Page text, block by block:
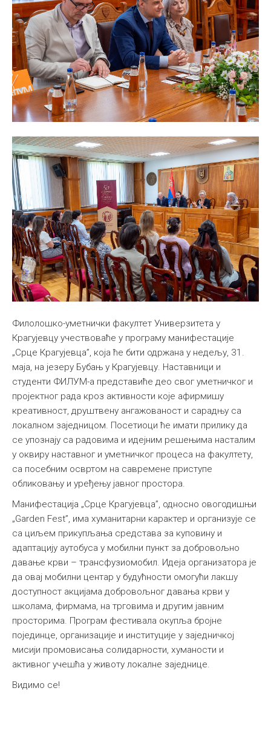
Филолошко-уметнички факултет Универзитета у
Крагујевцу учествоваће у програму манифестације
„Срце Крагујевца”, која ће бити одржана у недељу, 31.
маја, на језеру Бубањ у Крагујевцу. Наставници и
студенти ФИЛУМ-а представиће део свог уметничког и
пројектног рада кроз активности које афирмишу
креативност, друштвену ангажованост и сарадњу са
локалном заједницом. Посетиоци ће имати прилику да
се упознају са радовима и идејним решењима насталим
у оквиру наставног и уметничког процеса на факултету,
са посебним освртом на савремене приступе
обликовању и уређењу јавног простора.
Манифестација „Срце Крагујевца”, односно овогодишњи
„Garden Fest”, има хуманитарни карактер и организује се
са циљем прикупљања средстава за куповину и
адаптацију аутобуса у мобилни пункт за добровољно
давање крви – трансфузиомобил. Идеја организатора је
да овај мобилни центар у будућности омогући лакшу
доступност акцијама добровољног давања крви у
школама, фирмама, на трговима и другим јавним
просторима. Програм фестивала окупља бројне
појединце, организације и институције у заједничкој
мисији промовисања солидарности, хуманости и
активног учешћа у животу локалне заједнице.
Видимо се!